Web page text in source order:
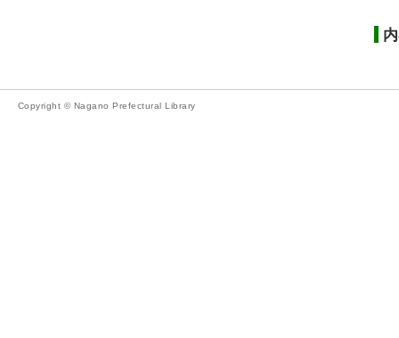
Copyright © Nagano Prefectural Library